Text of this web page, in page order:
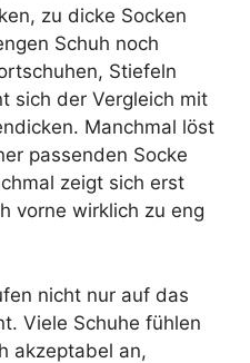
zu dicke Socken
Schuh noch
Stiefeln
sich der Vergleich mit
Manchmal löst
passenden Socke
zeigt sich erst
vorne wirklich zu eng
nicht nur auf das
Viele Schuhe fühlen
akzeptabel an,